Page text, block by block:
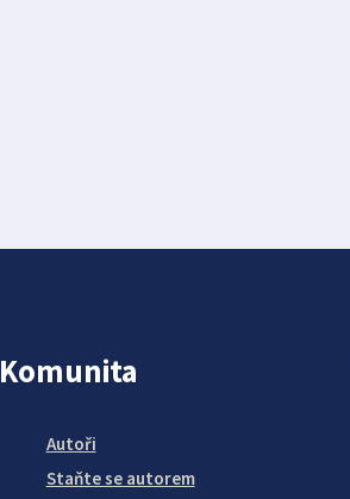
Komunita
Autoři
Staňte se autorem